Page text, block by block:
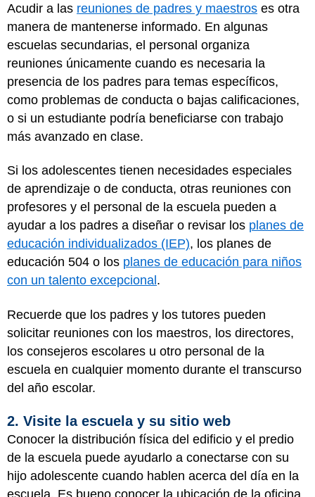
Acudir a las reuniones de padres y maestros es otra
manera de mantenerse informado. En algunas
escuelas secundarias, el personal organiza
reuniones únicamente cuando es necesaria la
presencia de los padres para temas específicos,
como problemas de conducta o bajas calificaciones,
o si un estudiante podría beneficiarse con trabajo
más avanzado en clase.
Si los adolescentes tienen necesidades especiales
de aprendizaje o de conducta, otras reuniones con
profesores y el personal de la escuela pueden a
ayudar a los padres a diseñar o revisar los planes de
educación individualizados (IEP), los planes de
educación 504 o los planes de educación para niños
con un talento excepcional .
Recuerde que los padres y los tutores pueden
solicitar reuniones con los maestros, los directores,
los consejeros escolares u otro personal de la
escuela en cualquier momento durante el transcurso
del año escolar.
2. Visite la escuela y su sitio web
Conocer la distribución física del edificio y el predio
de la escuela puede ayudarlo a conectarse con su
hijo adolescente cuando hablen acerca del día en la
escuela. Es bueno conocer la ubicación de la oficina